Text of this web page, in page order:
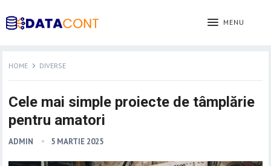
MENU
HOME DIVERSE
Cele mai simple proiecte de tâmplărie
pentru amatori
ADMIN 5 MARTIE 2025